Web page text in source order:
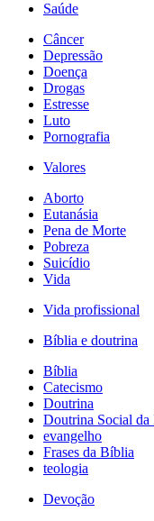
Saúde
Câncer
Depressão
Doença
Drogas
Estresse
Luto
Pornografia
Valores
Aborto
Eutanásia
Pena de Morte
Pobreza
Suicídio
Vida
Vida profissional
Bíblia e doutrina
Bíblia
Catecismo
Doutrina
Doutrina Social da
evangelho
Frases da Bíblia
teologia
Devoção